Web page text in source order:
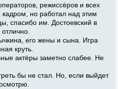
режиссёров и всех
кадром, но работал над этим
спасибо им. Достоевский в
его жены и сына. Игра
круть.
актёры заметно слабее. Не
бы не стал. Но, если выйдет